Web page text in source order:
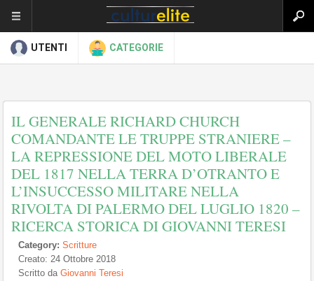
UTENTI CATEGORIE
IL GENERALE RICHARD CHURCH
COMANDANTE LE TRUPPE STRANIERE –
LA REPRESSIONE DEL MOTO LIBERALE
DEL 1817 NELLA TERRA D’OTRANTO E
L’INSUCCESSO MILITARE NELLA
RIVOLTA DI PALERMO DEL LUGLIO 1820 –
RICERCA STORICA DI GIOVANNI TERESI
Category: Scritture
Creato: 24 Ottobre 2018
Scritto da Giovanni Teresi